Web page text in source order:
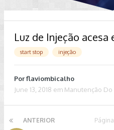
Luz de Injeção acesa
start stop injeção
Porflaviombicalho
June 13, 2018 em Manutenção Do
ANTERIOR